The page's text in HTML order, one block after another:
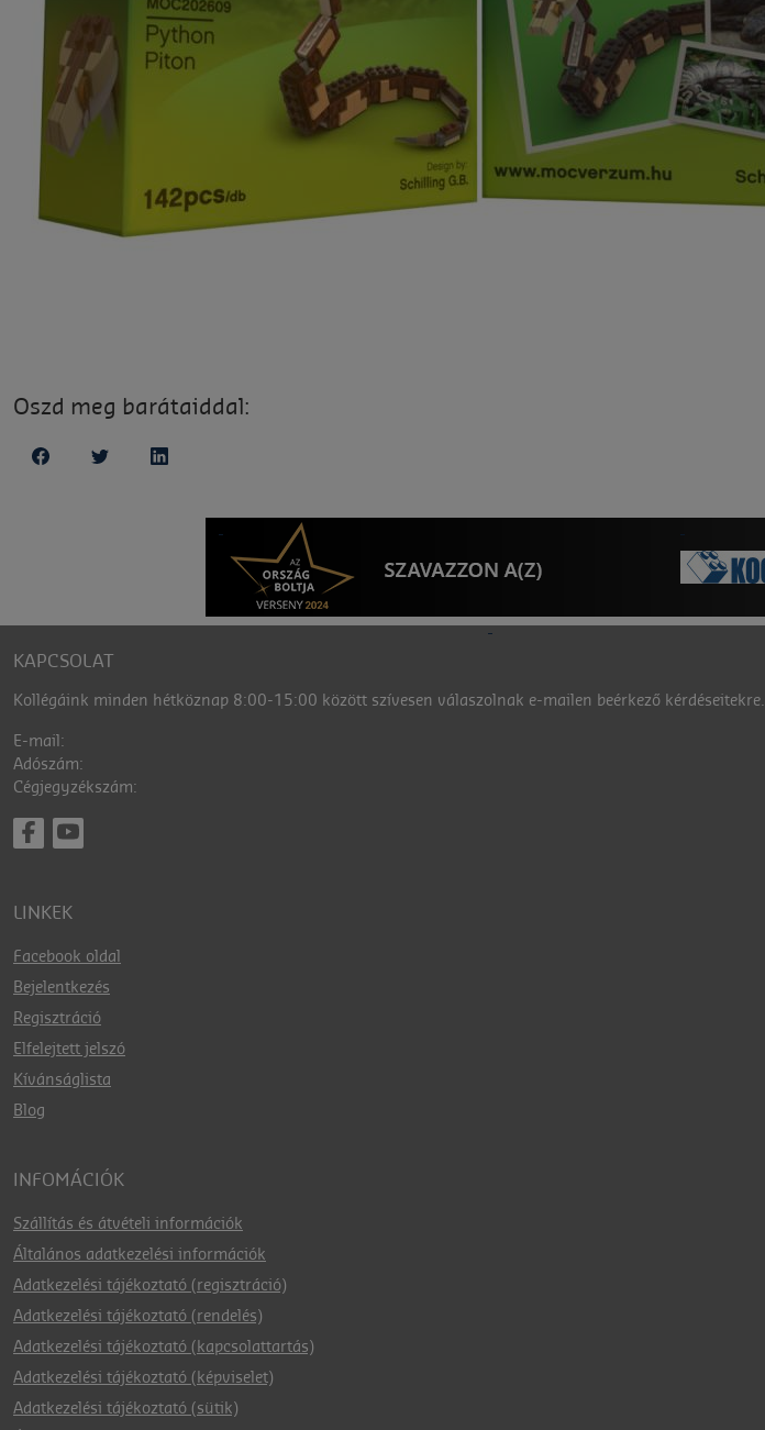
Oszd meg barátaiddal:
KAPCSOLAT
Kollégáink minden hétköznap 8:00-15:00 között szívesen válaszolnak e-mailen beérkező kérdéseitekre.
E-mail:
Adószám:
Cégjegyzékszám:
LINKEK
Facebook oldal
Bejelentkezés
Regisztráció
Elfelejtett jelszó
Kívánságlista
Blog
INFOMÁCIÓK
Szállítás és átvételi információk
Általános adatkezelési információk
Adatkezelési tájékoztató (regisztráció)
Adatkezelési tájékoztató (rendelés)
Adatkezelési tájékoztató (kapcsolattartás)
Adatkezelési tájékoztató (képviselet)
Adatkezelési tájékoztató (sütik)